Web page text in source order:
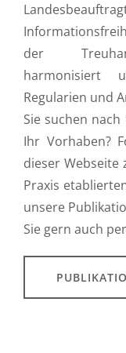
der
harmonisiert
Regularien und
Sie suchen
Ihr Vorhaben?
dieser
Praxis
unsere
Sie gern auch